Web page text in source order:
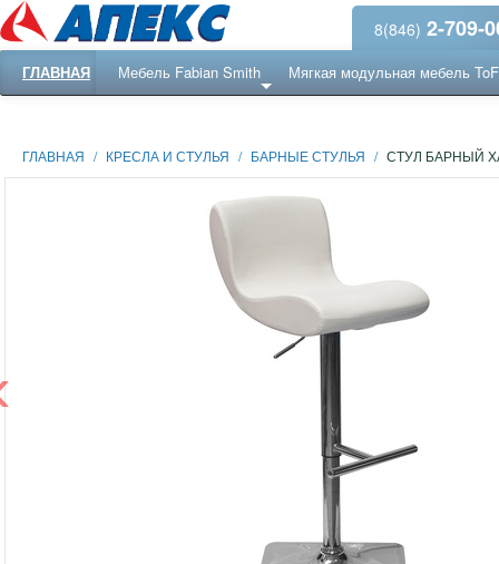
8(846) 2-709-
ГЛАВНАЯ Мебель Fabian Smith Мягкая модульная мебель
ГЛАВНАЯ / КРЕСЛА И СТУЛЬЯ / БАРНЫЕ СТУЛЬЯ / СТУЛ БАРНЫЙ